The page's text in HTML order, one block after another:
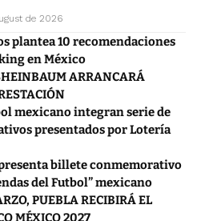
de 2026
plantea 10 recomendaciones
en México
ARRANCARÁ
mexicano integran serie de
presentados por Lotería
billete conmemorativo
del Futbol” mexicano
PUEBLA RECIBIRÁ EL
MÉXICO 2027